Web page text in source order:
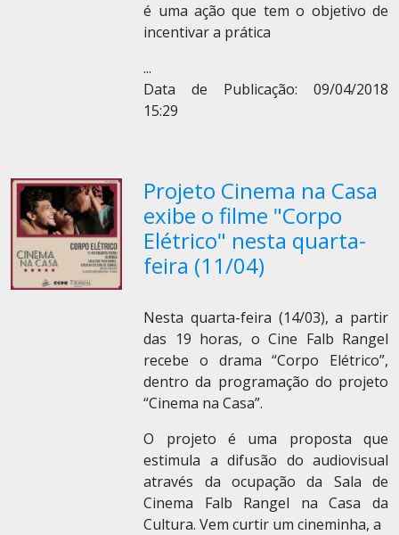
é uma ação que tem o objetivo de
incentivar a prática
...
Data de Publicação: 09/04/2018
15:29
Projeto Cinema na Casa
exibe o filme "Corpo
Elétrico" nesta quarta-
feira (11/04)
Nesta quarta-feira (14/03), a partir
das 19 horas, o Cine Falb Rangel
recebe o drama “Corpo Elétrico”,
dentro da programação do projeto
“Cinema na Casa”.
O projeto é uma proposta que
estimula a difusão do audiovisual
através da ocupação da Sala de
Cinema Falb Rangel na Casa da
Cultura. Vem curtir um cineminha, a